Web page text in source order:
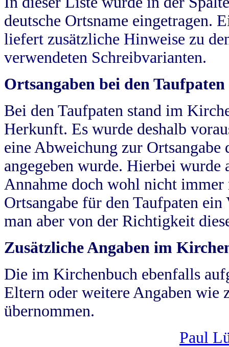
deutsche Ortsname eingetragen.
liefert zusätzliche Hinweise zu
verwendeten Schreibvarianten.
Ortsangaben bei den Taufpaten
Bei den Taufpaten stand im
Herkunft. Es wurde deshalb
eine Abweichung zur
angegeben wurde. Hierbei wurde
Annahme doch wohl nicht
Ortsangabe für den Taufpaten
man aber von der Richtigkeit
Zusätzliche Angaben im
Die im Kirchenbuch ebenfalls
Eltern oder weitere Angaben wie
übernommen.
Paul